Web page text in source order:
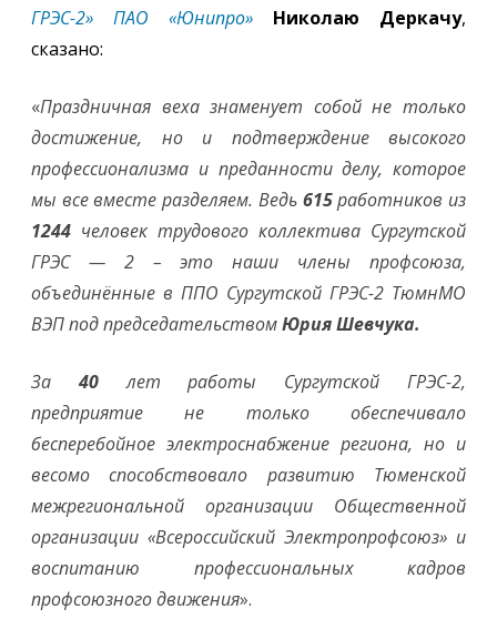
ГРЭС-2» ПАО «Юнипро»
Николаю Деркачу,
сказано:
«Праздничная веха знаменует собой не только
достижение, но и подтверждение высокого
профессионализма и преданности делу, которое
мы все вместе разделяем. Ведь 615работников из
1244 человек трудового коллектива Сургутской
ГРЭС — 2 – это наши члены профсоюза,
объединённые в ППО Сургутской ГРЭС-2 ТюмнМО
ВЭП под председательствомЮрия Шевчука.
За 40лет работы Сургутской ГРЭС-2,
предприятие не только обеспечивало
бесперебойное электроснабжение региона, но и
весомо способствовало развитию Тюменской
межрегиональной организации Общественной
организации «Всероссийский Электропрофсоюз» и
воспитанию профессиональных кадров
профсоюзного движения».